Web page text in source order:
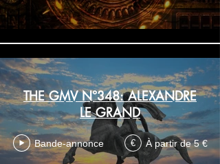
THE GMV N°348: ALEXANDRE
LE GRAND
Bande-annonce € À partir de 5 €